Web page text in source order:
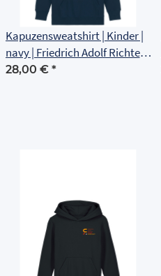
Kapuzensweatshirt | Kinder |
navy | Friedrich Adolf Richter
Schule Rudolstadt
28,00 € *